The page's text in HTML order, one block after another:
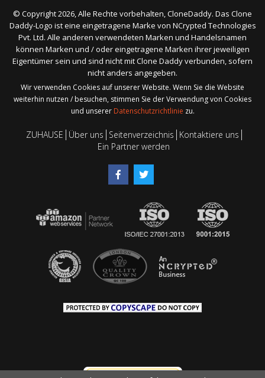
© Copyright 2026, Alle Rechte vorbehalten, CloneDaddy. Das Clone
Daddy-Logo ist eine eingetragene Marke von NCrypted Technologies
Pvt. Ltd. Alle anderen verwendeten Marken und Handelsnamen
können Marken und / oder eingetragene Marken ihrer jeweiligen
Eigentümer sein und sind nicht mit Clone Daddy verbunden, sofern
nicht anders angegeben.
Wir verwenden Cookies auf unserer Website. Wenn Sie die Website
weiterhin nutzen / besuchen, stimmen Sie der Verwendung von Cookies
und unserer Datenschutzrichtlinie zu.
ZUHAUSE Über uns Seitenverzeichnis Kontaktiere uns
Ein Partner werden